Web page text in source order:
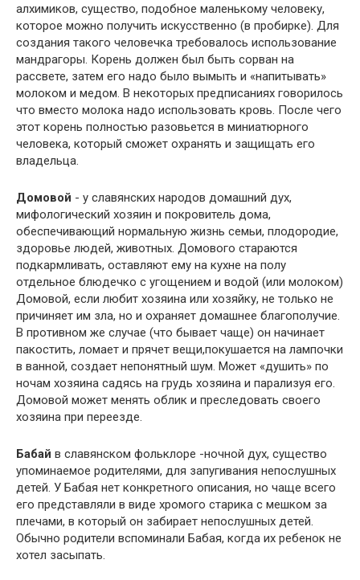
алхимиков, существо, подобное маленькому человеку,
которое можно получить искусственно (в пробирке). Для
создания такого человечка требовалось использование
мандрагоры. Корень должен был быть сорван на
рассвете, затем его надо было вымыть и «напитывать»
молоком и медом. В некоторых предписаниях говорилось
что вместо молока надо использовать кровь. После чего
этот корень полностью разовьется в миниатюрного
человека, который сможет охранять и защищать его
владельца.
Домовой - у славянских народов домашний дух,
мифологический хозяин и покровитель дома,
обеспечивающий нормальную жизнь семьи, плодородие,
здоровье людей, животных. Домового стараются
подкармливать, оставляют ему на кухне на полу
отдельное блюдечко с угощением и водой (или молоком)
Домовой, если любит хозяина или хозяйку, не только не
причиняет им зла, но и охраняет домашнее благополучие.
В противном же случае (что бывает чаще) он начинает
пакостить, ломает и прячет вещи,покушается на лампочки
в ванной, создает непонятный шум. Может «душить» по
ночам хозяина садясь на грудь хозяина и парализуя его.
Домовой может менять облик и преследовать своего
хозяина при переезде.
Бабай в славянском фольклоре -ночной дух, существо
упоминаемое родителями, для запугивания непослушных
детей. У Бабая нет конкретного описания, но чаще всего
его представляли в виде хромого старика с мешком за
плечами, в который он забирает непослушных детей.
Обычно родители вспоминали Бабая, когда их ребенок не
хотел засыпать.